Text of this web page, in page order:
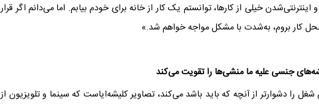
اینترنتی‌شدن خیلی از کارها، توانستم یک کار از خانه برای خودم بیابم. اما می‌دانم اگر قرار
کار بروم، به‌شدت با مشکل مواجه خواهم شد.»
جنسی علیه ما منشی‌ها را تقویت می‌کند
را دشوارتر از آنچه که باید باشد می‌کند، تصاویر کلیشه‌ایاست که سینما و تلویزیون از